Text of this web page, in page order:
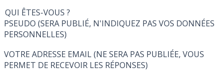
QUI ÊTES-VOUS ?
PSEUDO (SERA PUBLIÉ, N'INDIQUEZ PAS VOS DONNÉES
PERSONNELLES)
VOTRE ADRESSE EMAIL (NE SERA PAS PUBLIÉE, VOUS
PERMET DE RECEVOIR LES RÉPONSES)